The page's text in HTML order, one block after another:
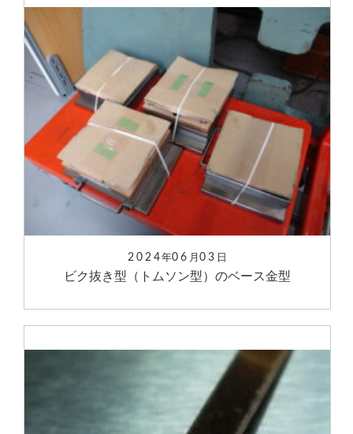
2024年06 月03 日
ビク抜き型（トムソン型）のベース金型